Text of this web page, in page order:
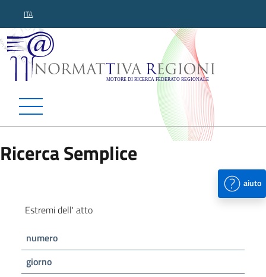
ITA
Normattiva Regioni -
Ricerca Semplice
aiuto
Estremi dell' atto
numero
giorno